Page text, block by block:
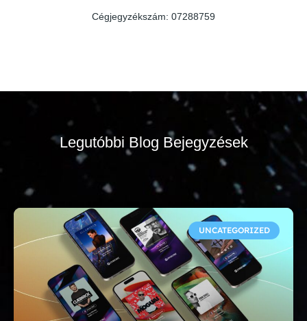
Cégjegyzékszám: 07288759
Legutóbbi Blog Bejegyzések
UNCATEGORIZED